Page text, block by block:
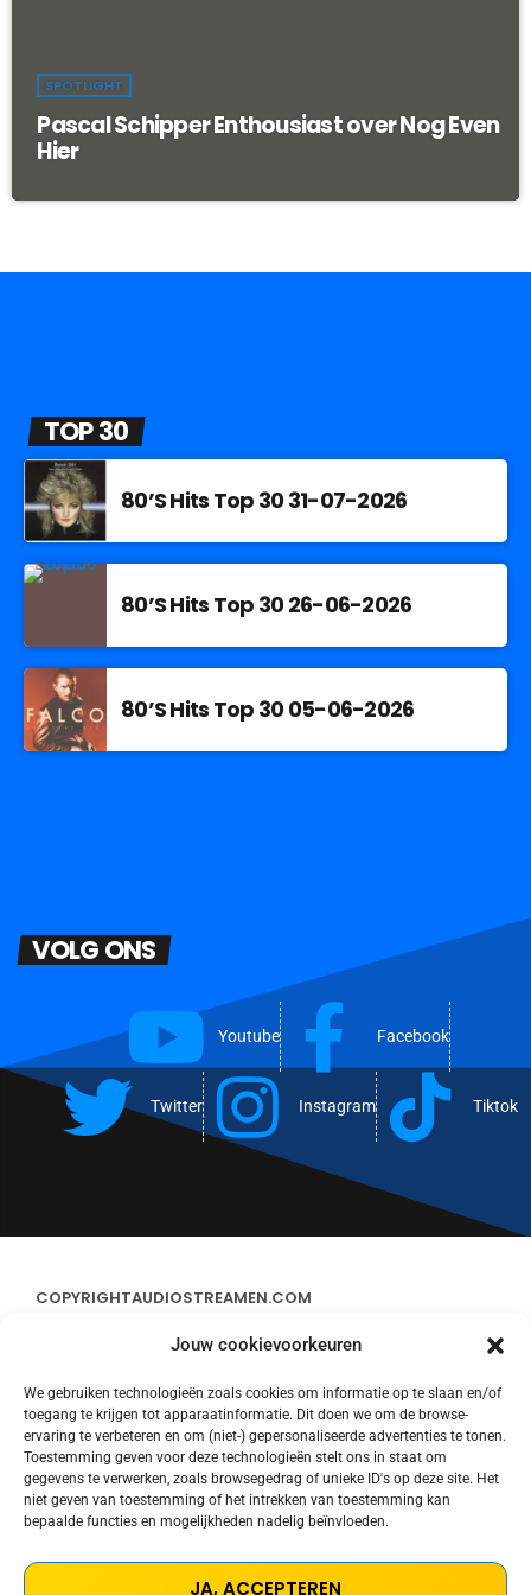
Jouw cookievoorkeuren
We gebruiken technologieën zoals cookies om informatie op te slaan en/of
toegang te krijgen tot apparaatinformatie. Dit doen we om de browse-
ervaring te verbeteren en om (niet-) gepersonaliseerde advertenties te tonen.
Toestemming geven voor deze technologieën stelt ons in staat om
gegevens te verwerken, zoals browsegedrag of unieke ID's op deze site. Het
niet geven van toestemming of het intrekken van toestemming kan
bepaalde functies en mogelijkheden nadelig beïnvloeden.
JA, ACCEPTEREN
SPOTLIGHT
Pascal Schipper Enthousiast over Nog Even
Hier
TOP 30
80’S Hits Top 30 31-07-2026
80’S Hits Top 30 26-06-2026
80’S Hits Top 30 05-06-2026
VOLG ONS
Youtube Facebook
Twitter Instagram Tiktok
COPYRIGHTAUDIOSTREAMEN.COM
CONTACT
STREAMS